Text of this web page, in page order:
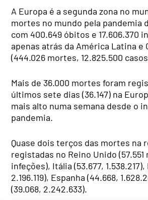
A Europa é a segunda zona no
mortes no mundo pela pandemia
com 400.649 óbitos e 17.606.370
apenas atrás da América Latina e
(444.026 mortes, 12.825.500
Mais de 36.000 mortes foram
últimos sete dias (36.147) na
mais alto numa semana desde o
pandemia.
Quase dois terços das mortes na
registadas no Reino Unido (57.551
infeções), Itália (53.677, 1.538.217),
2.196.119), Espanha (44.668,
(39.068, 2.242.633).